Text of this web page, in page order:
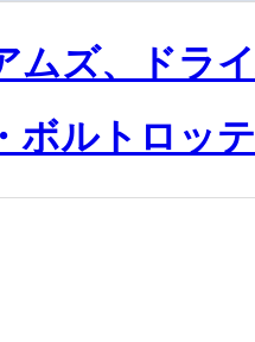
ムズ、ドラ
ボルトロッ